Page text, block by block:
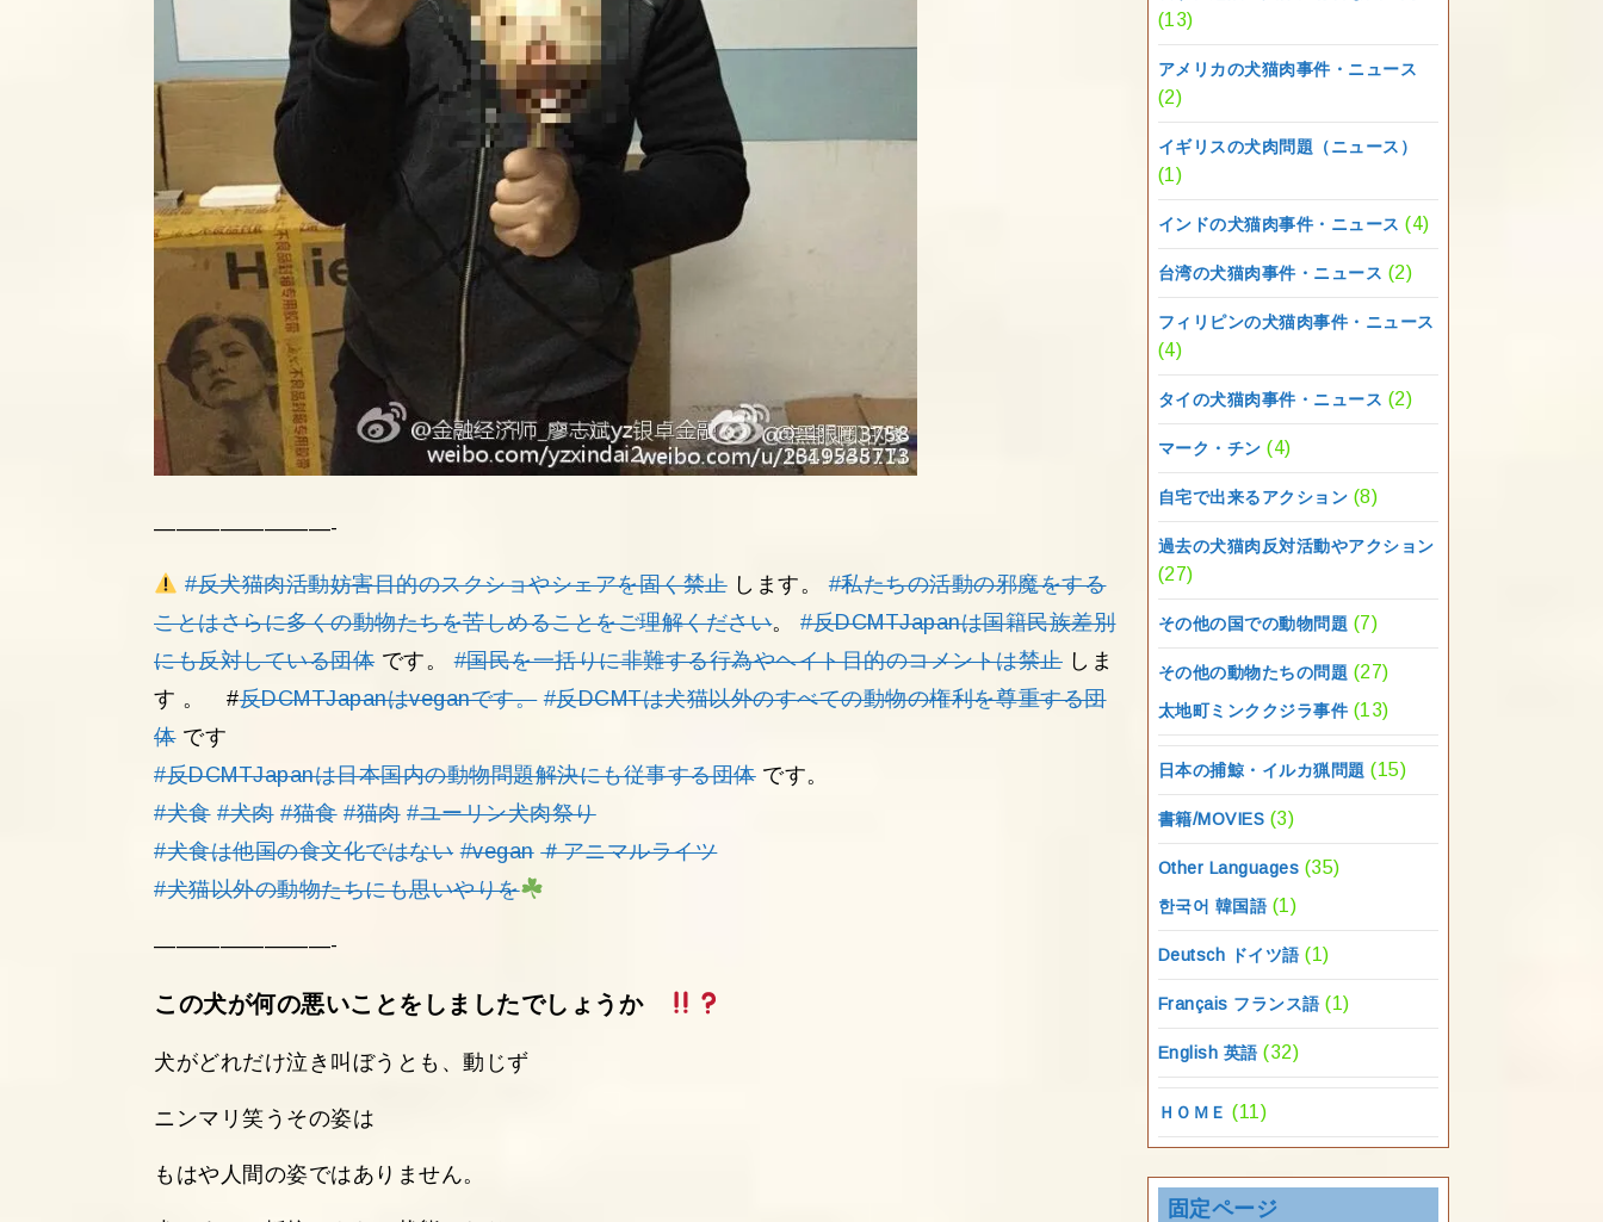
————————-
#反犬猫肉活動妨害目的のスクショやシェアを固く禁止します。#私たちの活動の邪魔をする
ことはさらに多くの動物たちを苦しめることをご理解ください。#反DCMTJapanは国籍民族差別
にも反対している団体です。#国民を一括りに非難する行為やヘイト目的のコメントは禁止しま
す 。 #反DCMTJapanはveganです。 #反DCMTは犬猫以外のすべての動物の権利を尊重する団
体です
#反DCMTJapanは日本国内の動物問題解決にも従事する団体です。
#犬食 #犬肉 #猫食 #猫肉 #ユーリン犬肉祭り
#犬食は他国の食文化ではない #vegan ＃アニマルライツ
#犬猫以外の動物たちにも思いやりを
————————-
この犬が何の悪いことをしましたでしょうか
犬がどれだけ泣き叫ぼうとも、動じず
ニンマリ笑うその姿は
もはや人間の姿ではありません。
(13)
アメリカの犬猫肉事件・ニュース
(2)
イギリスの犬肉問題（ニュース）
(1)
インドの犬猫肉事件・ニュース (4)
台湾の犬猫肉事件・ニュース (2)
フィリピンの犬猫肉事件・ニュース
(4)
タイの犬猫肉事件・ニュース (2)
マーク・チン (4)
自宅で出来るアクション (8)
過去の犬猫肉反対活動やアクション
(27)
その他の国での動物問題 (7)
その他の動物たちの問題 (27)
太地町ミンククジラ事件 (13)
日本の捕鯨・イルカ猟問題 (15)
書籍/MOVIES (3)
Other Languages (35)
한국어 韓国語 (1)
Deutsch ドイツ語 (1)
Français フランス語 (1)
English 英語 (32)
ＨＯＭＥ (11)
固定ページ